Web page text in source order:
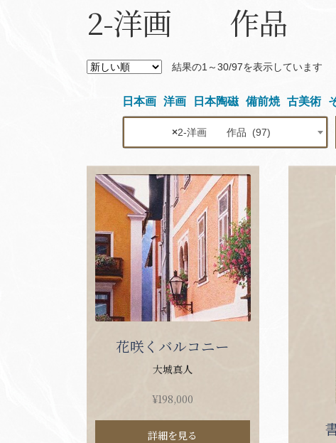
2-洋画 作品
結果の1～30/97を表示しています
日本画 洋画 日本陶磁 備前焼 古美術
×2-洋画 作品 (97)
花咲くバルコニー
大城真人
¥198,000
詳細を見る